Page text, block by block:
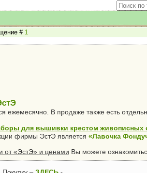
# 1
ежемесячно. В продаже также есть
для вышивки крестом живописных
фирмы ЭстЭ является «Лавочка
от «ЭстЭ» и ценами Вы можете